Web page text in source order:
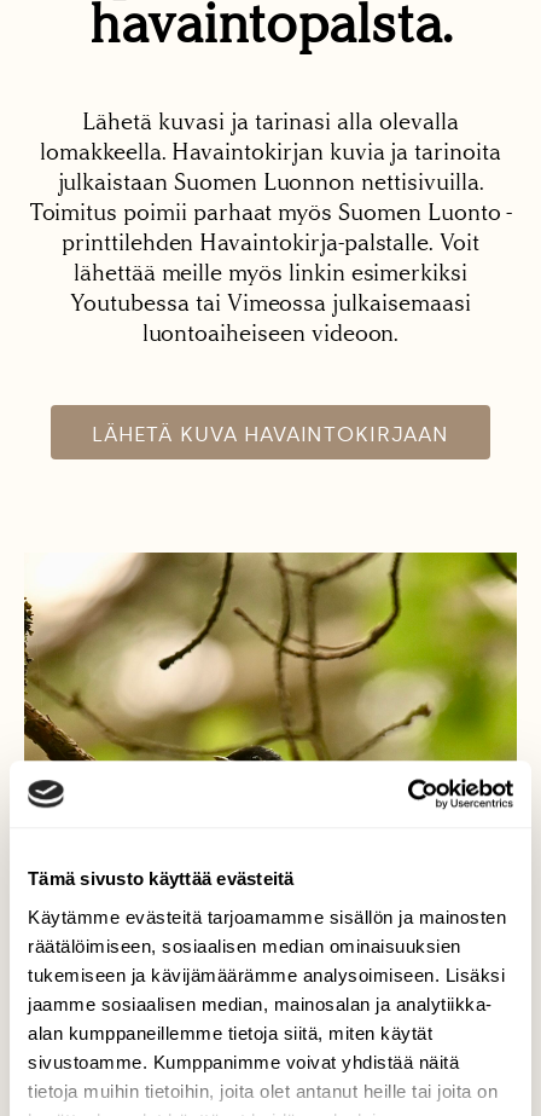
Tämä sivusto käyttää evästeitä
Käytämme evästeitä tarjoamamme sisällön ja mainosten
räätälöimiseen, sosiaalisen median ominaisuuksien
tukemiseen ja kävijämäärämme analysoimiseen. Lisäksi
jaamme sosiaalisen median, mainosalan ja analytiikka-
alan kumppaneillemme tietoja siitä, miten käytät
sivustoamme. Kumppanimme voivat yhdistää näitä
tietoja muihin tietoihin, joita olet antanut heille tai joita on
havaintopalsta.
Lähetä kuvasi ja tarinasi alla olevalla
lomakkeella. Havaintokirjan kuvia ja tarinoita
julkaistaan Suomen Luonnon nettisivuilla.
Toimitus poimii parhaat myös Suomen Luonto -
printtilehden Havaintokirja-palstalle. Voit
lähettää meille myös linkin esimerkiksi
Youtubessa tai Vimeossa julkaisemaasi
luontoaiheiseen videoon.
LÄHETÄ KUVA HAVAINTOKIRJAAN